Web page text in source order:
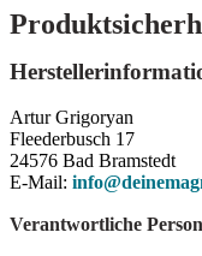
Artur Grigoryan
Fleederbusch 17
24576 Bad Bramstedt
E-Mail:
Verantwortliche